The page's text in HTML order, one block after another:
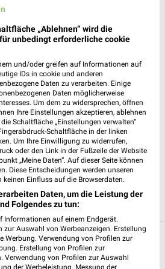
- 20:00 Uhr | Geschlossen
Angebote: 1 Prospekt
86
- 20:00 Uhr | Öffnet in 20 Min.
Angebote: 4 Prospekte
und Prospekte für
„Ablehnen“ wird die
unbedingt erforderliche cookie
und/oder greifen auf Informationen auf
IDs in cookie und anderen
Daten zu verarbeiten. Einige
Daten möglicherweise
Um dem zu widersprechen, öffnen
Ihre Einstellungen akzeptieren, ablehnen
Schaltfläche „Einstellungen verwalten“
Schaltfläche in der linken
Um Ihre Einwilligung zu widerrufen,
oder den Link in der Fußzeile der Website
„Meine Daten“. Auf dieser Seite können
Diese Entscheidungen werden unseren
Einfluss auf die Browserdaten.
Daten, um die Leistung der
Folgendes zu tun:
Informationen auf einem Endgerät.
zur Auswahl von Werbeanzeigen. Erstellung
Werbung. Verwendung von Profilen zur
Erstellung von Profilen zur
Verwendung von Profilen zur Auswahl
der Werbeleistung. Messung der